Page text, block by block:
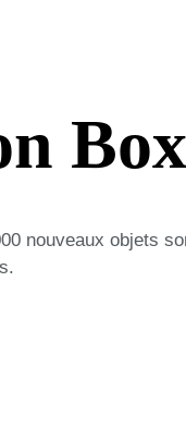
Box
nouveaux objets